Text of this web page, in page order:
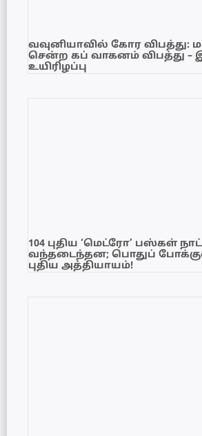
வவுனியாவில் கோர விபத்து:
சென்ற கப் வாகனம் விபத்து –
உயிரிழப்பு
104 புதிய ‘மெட்ரோ’ பஸ்கள்
வந்தடைந்தன; பொதுப்
புதிய அத்தியாயம்!